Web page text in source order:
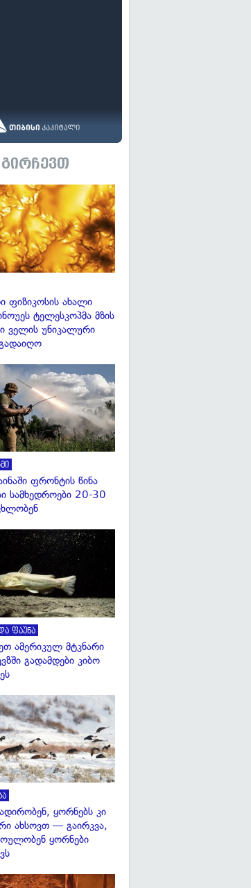
გირჩევთ
ფიზიკოსის ახალი
ტელესკოპმა მზის
ველის უნიკალური
ფრონტის წინა
სამხედროები 20-30
ფაუნა
ამერიკულ მტკნარი
გადამდები კიბო
ყორნებს კი
ახსოვთ — გაირკვა,
ყორნები